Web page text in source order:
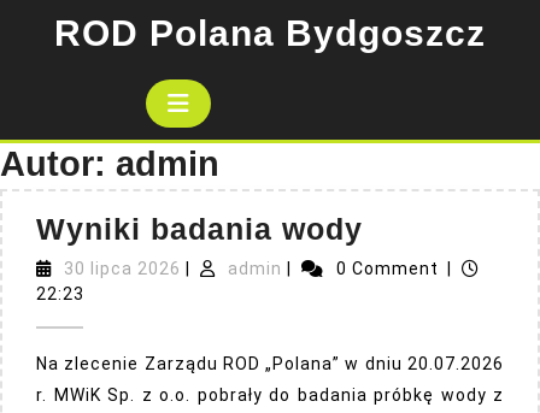
ROD Polana Bydgoszcz
Open
Button
Autor: admin
Wyniki badania wody
badania
30 lipca 2026 30
admin admin 0 Comment
22:23
Na zlecenie Zarządu ROD „Polana” w dniu 20.07.2026
r. MWiK Sp. z o.o. pobrały do badania próbkę wody z